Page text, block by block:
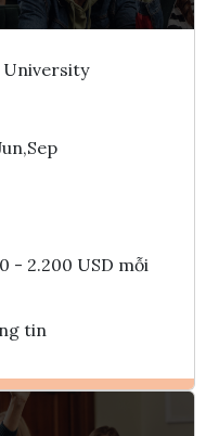
- 2.200 USD mỗi
tin
danh